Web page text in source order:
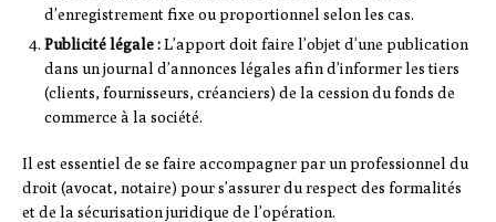
d’enregistrement fixe ou proportionnel selon les cas.
Publicité légale :L’apport doit faire l’objet d’une publication
dans un journal d’annonces légales afin d’informer les tiers
(clients, fournisseurs, créanciers) de la cession du fonds de
commerce à la société.
Il est essentiel de se faire accompagner par un professionnel du
droit (avocat, notaire) pour s’assurer du respect des formalités
et de la sécurisation juridique de l’opération.